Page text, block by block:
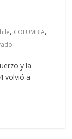
, COLUMBIA,
y la
volvió a